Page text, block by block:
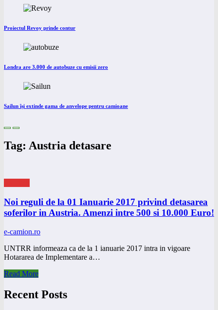
Proiectul Revoy prinde contur
Londra are 3.000 de autobuze cu emisii zero
Sailun își extinde gama de anvelope pentru camioane
Tag: Austria detasare
Noi reguli de la 01 Ianuarie 2017 privind detasarea
soferilor in Austria. Amenzi intre 500 si 10.000 Euro!
e-camion.ro
UNTRR informeaza ca de la 1 ianuarie 2017 intra in vigoare
Hotararea de Implementare a…
Read More
Recent Posts